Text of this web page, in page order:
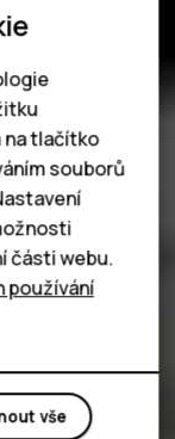
na tlačítko
souborů
části webu.
používání
vše